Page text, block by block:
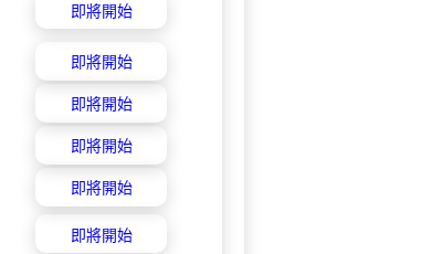
即將開始
即將開始
即將開始
即將開始
即將開始
即將開始